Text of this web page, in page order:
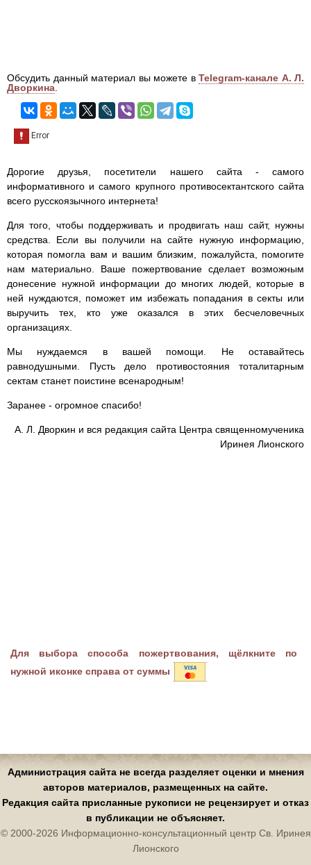
Обсудить данный материал вы можете в Telegram-канале А. Л.
Дворкина
Дорогие друзья, посетители нашего сайта - самого
информативного и самого крупного противосектантского сайта
всего русскоязычного интернета!
Для того, чтобы поддерживать и продвигать наш сайт, нужны
средства. Если вы получили на сайте нужную информацию,
которая помогла вам и вашим близким, пожалуйста, помогите
нам материально. Ваше пожертвование сделает возможным
донесение нужной информации до многих людей, которые в
ней нуждаются, поможет им избежать попадания в секты или
выручить тех, кто уже оказался в этих бесчеловечных
организациях.
Мы нуждаемся в вашей помощи. Не оставайтесь
равнодушными. Пусть дело противостояния тоталитарным
сектам станет поистине всенародным!
Заранее - огромное спасибо!
А. Л. Дворкин и вся редакция сайта Центра священномученика
Иринея Лионского
Для выбора способа пожертвования, щёлкните по
нужной иконке справа от суммы
Администрация сайта не всегда разделяет оценки и мнения
авторов материалов, размещенных на сайте.
Редакция сайта присланные рукописи не рецензирует и отказ
в публикации не объясняет.
© 2000-2026 Информационно-консультационный центр Св. Иринея
Лионского